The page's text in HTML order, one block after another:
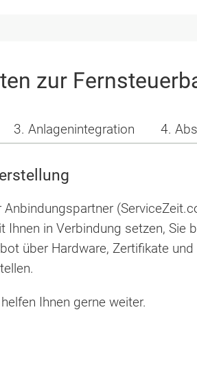
zur
3. Anlagenintegration 4.
Ihnen in Verbindung setzen, Sie
über Hardware, Zertifikate und
Ihnen gerne weiter.